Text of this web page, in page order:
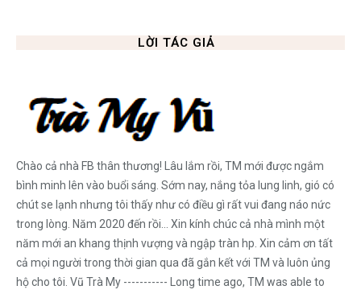
LỜI TÁC GIẢ
Chào cả nhà FB thân thương! Lâu lắm rồi, TM mới được ngắm
bình minh lên vào buổi sáng. Sớm nay, nắng tỏa lung linh, gió có
chút se lạnh nhưng tôi thấy như có điều gì rất vui đang náo nức
trong lòng. Năm 2020 đến rồi... Xin kính chúc cả nhà mình một
năm mới an khang thịnh vượng và ngập tràn hp. Xin cảm ơn tất
cả mọi người trong thời gian qua đã gắn kết với TM và luôn ủng
hộ cho tôi. Vũ Trà My ----------- Long time ago, TM was able to